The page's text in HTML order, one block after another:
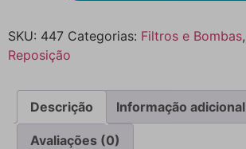
SKU: 447 Categorias: Filtros e Bombas,
Reposição
Descrição Informação adicional
Avaliações (0)